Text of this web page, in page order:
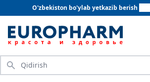
O'zbekiston bo'ylab yetkazib berish
Qidirish